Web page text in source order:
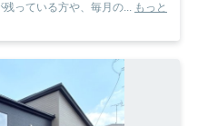
っている方や、毎月の... もっと